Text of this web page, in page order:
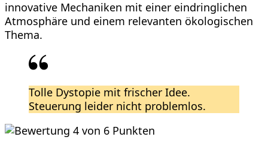
innovative Mechaniken mit einer eindringlichen
Atmosphäre und einem relevanten ökologischen
Thema.
Tolle Dystopie mit frischer Idee.
Steuerung leider nicht problemlos.